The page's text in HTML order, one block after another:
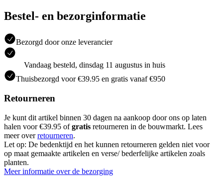
Bestel- en bezorginformatie
Bezorgd door onze leverancier
Vandaag besteld, dinsdag 11 augustus in huis
Thuisbezorgd voor €39.95 en gratis vanaf €950
Retourneren
Je kunt dit artikel binnen 30 dagen na aankoop door ons op laten
halen voor €39.95 ofgratis retourneren in de bouwmarkt. Lees
meer overretourneren.
Let op: De bedenktijd en het kunnen retourneren gelden niet voor
op maat gemaakte artikelen en verse/ bederfelijke artikelen zoals
planten.
Meer informatie over de bezorging